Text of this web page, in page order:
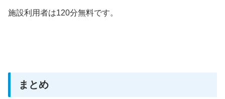
施設利用者は120分無料です。
まとめ